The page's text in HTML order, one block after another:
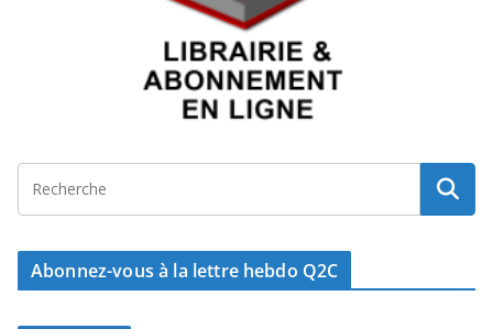
Abonnez-vous à la lettre hebdo Q2C